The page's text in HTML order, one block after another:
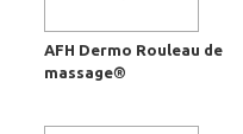
AFH Dermo Rouleau de
massage®